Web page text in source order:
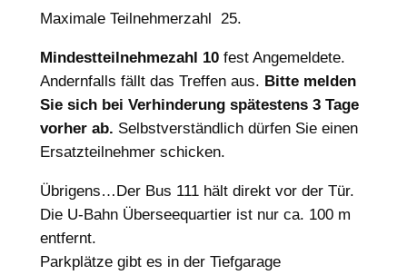
Maximale Teilnehmerzahl 25.
Mindestteilnehmezahl 10fest Angemeldete.
Andernfalls fällt das Treffen aus. Bitte melden
Sie sich bei Verhinderung spätestens 3 Tage
vorher ab. Selbstverständlich dürfen Sie einen
Ersatzteilnehmer schicken.
Übrigens…Der Bus 111 hält direkt vor der Tür.
Die U-Bahn Überseequartier ist nur ca. 100 m
entfernt.
Parkplätze gibt es in der Tiefgarage